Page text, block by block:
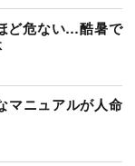
ど危ない…酷暑で
マニュアルが人命